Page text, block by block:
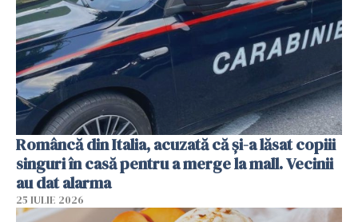
Româncă din Italia, acuzată că și-a lăsat copiii
singuri în casă pentru a merge la mall. Vecinii
au dat alarma
25 IULIE 2026